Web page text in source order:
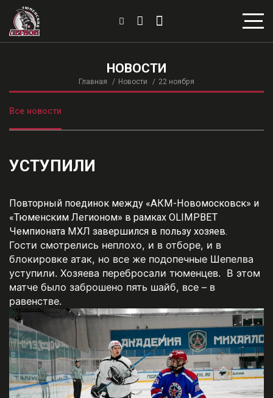
НОВОСТИ
Главная Новости 22 ноября
Все новости
УСТУПИЛИ
Повторный поединок между «АКМ-Новомосковск» и
«Тюменским Легионом» в рамках OLIMPBET
Чемпионата МХЛ завершился в пользу хозяев.
Гости смотрелись неплохо, и в отборе, и в
блокировке атак, но все же подопечные Шепелва
уступили. Хозяева перебросали тюменцев. В этом
матче было заброшено пять шайб, все – в
равенстве.